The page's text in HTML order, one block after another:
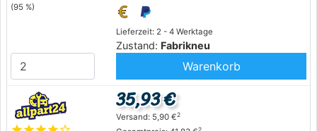
(95 %)
Lieferzeit: 2 - 4 Werktage
Zustand: Fabrikneu
Warenkorb
35,93 €
Versand: 5,90 €2
2